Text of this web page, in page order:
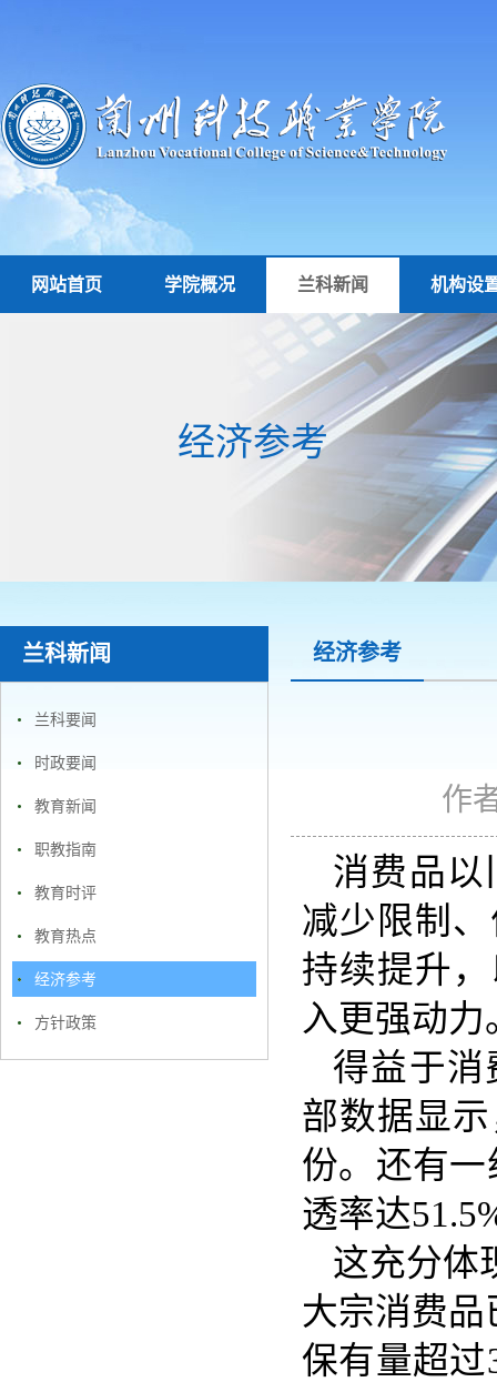
网站首页 学院概况 兰科新闻 机构设
经济参考
兰科新闻
兰科要闻
时政要闻
教育新闻
职教指南
教育时评
教育热点
经济参考
方针政策
经济参考
作
消费品以
减少限制
持续提升
入更强动力
得益于消
部数据显
份。还有
透率达
这充分体
大宗消费品
保有量超